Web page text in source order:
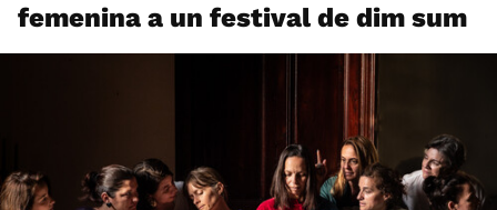
femenina a un festival de dim sum